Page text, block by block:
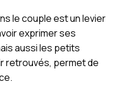
le couple est un levier
exprimer ses
aussi les petits
retrouvés, permet de